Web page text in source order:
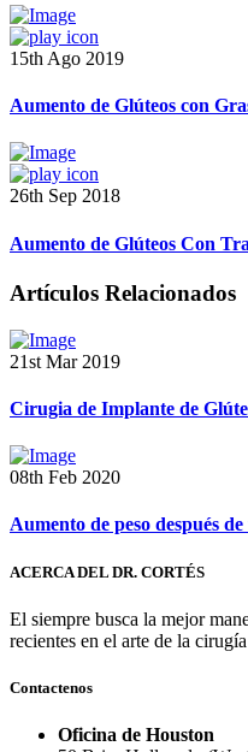
15th Ago 2019
Aumento de Glúteos con
26th Sep 2018
Aumento de Glúteos Con
Artículos Relacionados
21st Mar 2019
Cirugia de Implante de
08th Feb 2020
Aumento de peso después
ACERCA DEL DR. CORTÉS
El siempre busca la mejor
recientes en el arte de la
Contactenos
Oficina de Houston